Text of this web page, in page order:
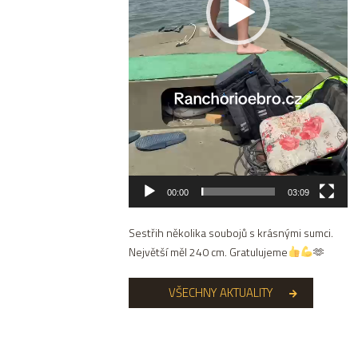
00:00 03:09
Sestřih několika soubojů s krásnými sumci.
Největší měl 240 cm. Gratulujeme
🫶
VŠECHNY AKTUALITY